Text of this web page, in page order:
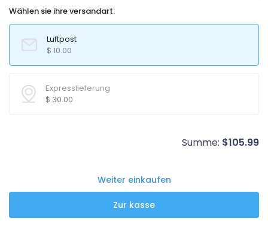
Wählen sie ihre versandart:
Luftpost
$ 10.00
Expresslieferung
$ 30.00
Summe: $105.99
Weiter einkaufen